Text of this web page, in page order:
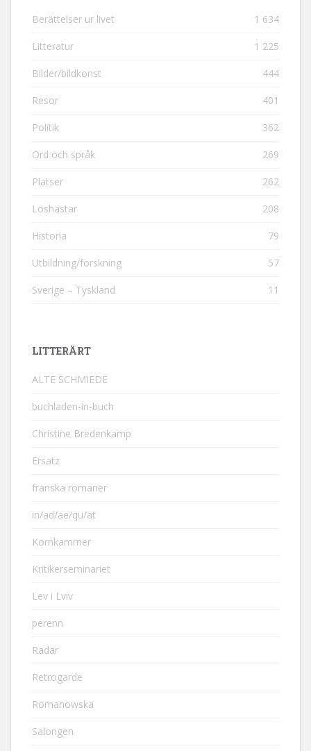
Berättelser ur livet 1 634
Litteratur 1 225
Bilder/bildkonst 444
Resor 401
Politik 362
Ord och språk 269
Platser 262
Löshästar 208
Historia 79
Utbildning/forskning 57
Sverige – Tyskland 11
LITTERÄRT
ALTE SCHMIEDE
buchladen-in-buch
Christine Bredenkamp
Ersatz
franska romaner
in/ad/ae/qu/at
Kornkammer
Kritikerseminariet
Lev i Lviv
perenn
Radar
Retrogarde
Romanowska
Salongen